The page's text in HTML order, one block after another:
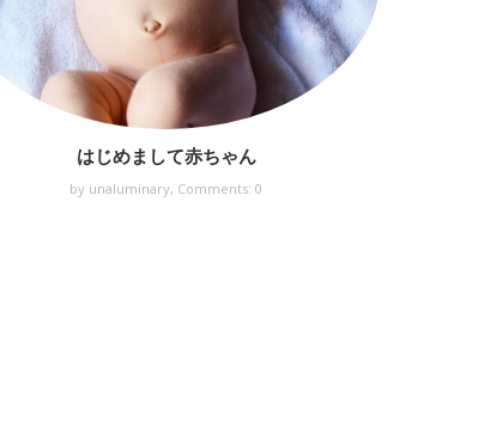
はじめまして赤ちゃん
by unaluminary, Comments: 0